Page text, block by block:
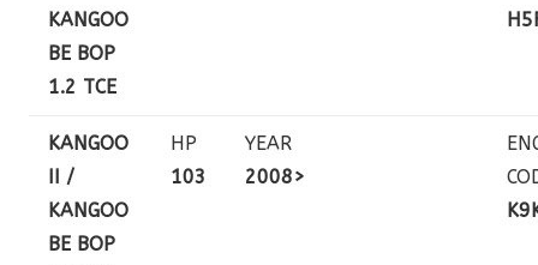
KANGOO
BE BOP
1.2 TCE
KANGOO
II /
KANGOO
BE BOP
HP
103
YEAR
2008>